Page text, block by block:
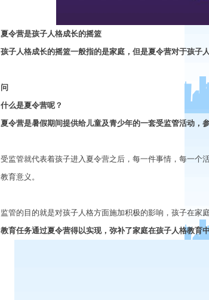
夏令营是孩子人格成长的摇篮
孩子人格成长的摇篮一般指的是家庭，但是夏令营对于孩子
问
什么是夏令营呢？
夏令营是暑假期间提供给儿童及青少年的一套受监管活动，
受监管就代表着孩子进入夏令营之后，每一件事情，每一个
教育意义。
监管的目的就是对孩子人格方面施加积极的影响，孩子在家
教育任务通过夏令营得以实现，弥补了家庭在孩子人格教育